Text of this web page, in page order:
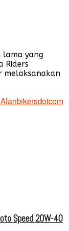
lama yang
Riders
melaksanakan
Speed 20W-40